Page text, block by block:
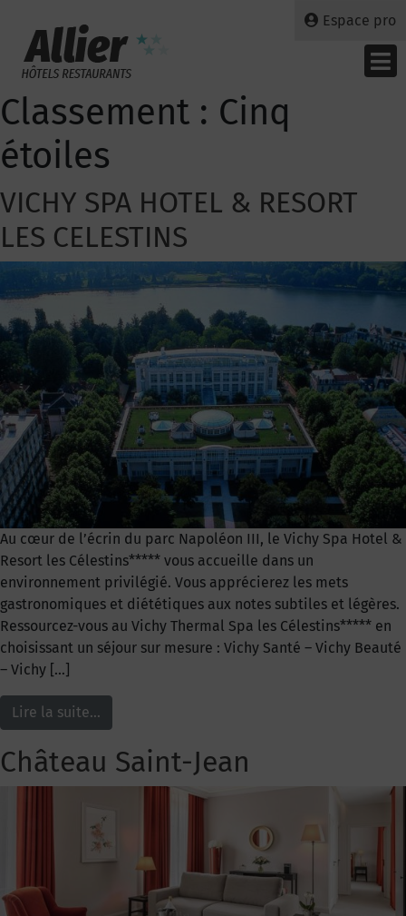
Espace pro
Classement : Cinq
étoiles
VICHY SPA HOTEL & RESORT
LES CELESTINS
Au cœur de l’écrin du parc Napoléon III, le Vichy Spa Hotel &
Resort les Célestins***** vous accueille dans un
environnement privilégié. Vous apprécierez les mets
gastronomiques et diététiques aux notes subtiles et légères.
Ressourcez-vous au Vichy Thermal Spa les Célestins***** en
choisissant un séjour sur mesure : Vichy Santé – Vichy Beauté
– Vichy […]
Lire la suite…
Château Saint-Jean